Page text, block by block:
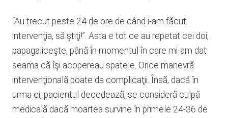
“Au trecut peste 24 de ore de când i-am făcut
intervenţia, să ştiţi!”. Asta e tot ce au repetat cei doi,
papagaliceşte, până în momentul în care mi-am dat
seama că îşi acopereau spatele. Orice manevră
intervenţională poate da complicaţii. Însă, dacă în
urma ei, pacientul decedează, se consideră culpă
medicală dacă moartea survine în primele 24-36 de